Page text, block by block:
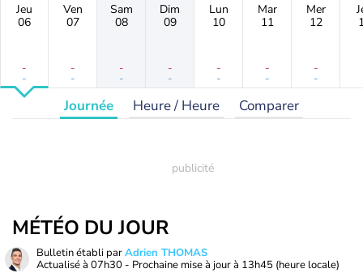
Jeu
06
-
-
Ven
07
-
-
Sam
08
-
-
Dim
09
-
-
Lun
10
-
-
Mar
11
-
-
Mer
12
-
-
Journée Heure / Heure Comparer
MÉTÉO DU JOUR
Bulletin établi parAdrien THOMAS
Actualisé à 07h30 - Prochaine mise à jour à 13h45 (heure locale)